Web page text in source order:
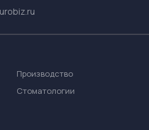
Производство
Стоматологии